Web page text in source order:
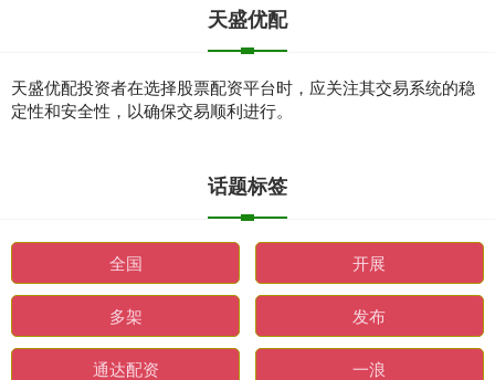
天盛优配
天盛优配投资者在选择股票配资平台时，应关注其交易系统的稳
定性和安全性，以确保交易顺利进行。
话题标签
全国 开展
多架 发布
通达配资 一浪